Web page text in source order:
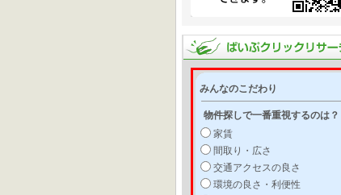
みんなのこだわり
物件探しで一番重視するのは？
家賃
間取り・広さ
交通アクセスの良さ
環境の良さ・利便性